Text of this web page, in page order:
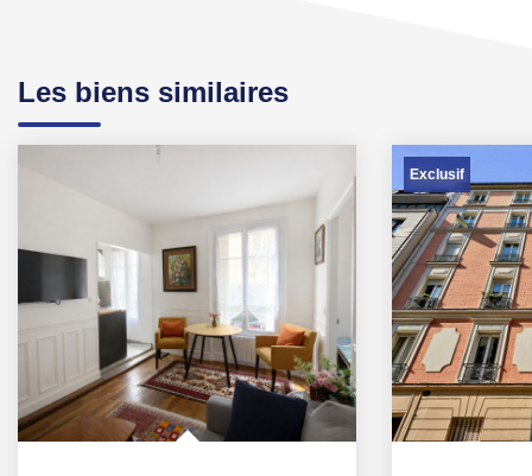
Les biens similaires
Exclusif